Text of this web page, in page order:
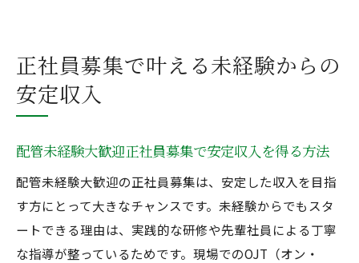
正社員募集で叶える未経験からの
安定収入
配管未経験大歓迎正社員募集で安定収入を得る方法
配管未経験大歓迎の正社員募集は、安定した収入を目指
す方にとって大きなチャンスです。未経験からでもスタ
ートできる理由は、実践的な研修や先輩社員による丁寧
な指導が整っているためです。現場でのOJT（オン・